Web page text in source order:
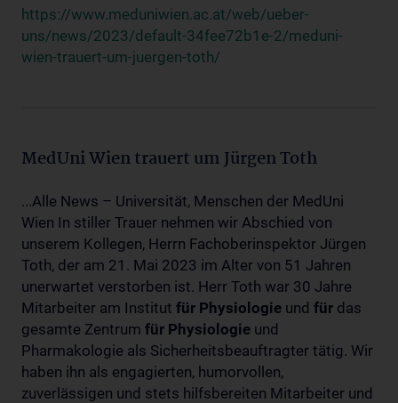
https://www.meduniwien.ac.at/web/ueber-
uns/news/2023/default-34fee72b1e-2/meduni-
wien-trauert-um-juergen-toth/
MedUni Wien trauert um Jürgen Toth
...Alle News – Universität, Menschen der MedUni
Wien In stiller Trauer nehmen wir Abschied von
unserem Kollegen, Herrn Fachoberinspektor Jürgen
Toth, der am 21. Mai 2023 im Alter von 51 Jahren
unerwartet verstorben ist. Herr Toth war 30 Jahre
Mitarbeiter am Institut für Physiologie und für das
gesamte Zentrum für Physiologie und
Pharmakologie als Sicherheitsbeauftragter tätig. Wir
haben ihn als engagierten, humorvollen,
zuverlässigen und stets hilfsbereiten Mitarbeiter und